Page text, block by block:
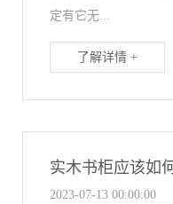
定有它无...
了解详情 +
实木书柜应该如
2023-07-13 00:00:00